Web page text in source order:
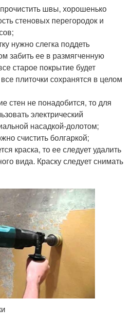
швы, хорошенько
стеновых перегородок и
нужно слегка поддеть
забить ее в размягченную
старое покрытие будет
плиточки сохранятся в целом
стен не понадобится, то для
электрический
насадкой-долотом;
счистить болгаркой;
краска, то ее следует удалить
вида. Краску следует снимать